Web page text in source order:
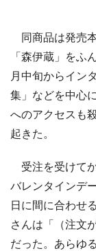
同商品は発売
「森伊蔵」をふ
月中旬からイン
集」などを中心
へのアクセスも
起きた。
受注を受けて
バレンタインデ
日に間に合わせ
さんは「（注文
だった。あらゆ